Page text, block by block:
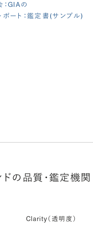
GIAの
ポート：鑑定書(サンプル)
の品質・鑑定機関
Clarity（透明度）